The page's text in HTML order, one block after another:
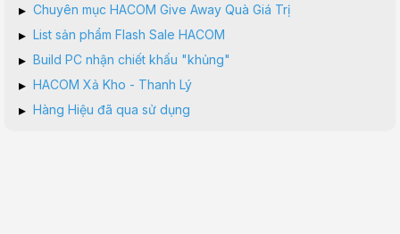
▸ Chuyên mục HACOM Give Away Quà Giá Trị
▸ List sản phẩm Flash Sale HACOM
▸ Build PC nhận chiết khấu "khủng"
▸ HACOM Xả Kho - Thanh Lý
▸ Hàng Hiệu đã qua sử dụng